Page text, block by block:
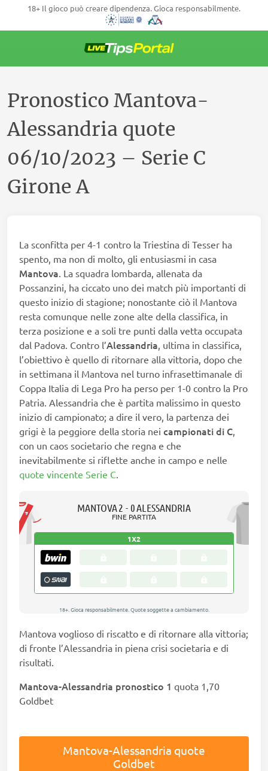
18+ Il gioco può creare dipendenza. Gioca responsabilmente.
contenuto
Pronostico Mantova-
Alessandria quote
06/10/2023 – Serie C
Girone A
La sconfitta per 4-1 contro la Triestina di Tesser ha
spento, ma non di molto, gli entusiasmi in casa
Mantova. La squadra lombarda, allenata da
Possanzini, ha ciccato uno dei match più importanti di
questo inizio di stagione; nonostante ciò il Mantova
resta comunque nelle zone alte della classifica, in
terza posizione e a soli tre punti dalla vetta occupata
dal Padova. Contro l’Alessandria, ultima in classifica,
l’obiettivo è quello di ritornare alla vittoria, dopo che
in settimana il Mantova nel turno infrasettimanale di
Coppa Italia di Lega Pro ha perso per 1-0 contro la Pro
Patria. Alessandria che è partita malissimo in questo
inizio di campionato; a dire il vero, la partenza dei
grigi è la peggiore della storia nei campionati di C,
con un caos societario che regna e che
inevitabilmente si riflette anche in campo e nelle
quote vincente Serie C.
Mantova voglioso di riscatto e di ritornare alla vittoria;
di fronte l’Alessandria in piena crisi societaria e di
risultati.
Mantova-Alessandria pronostico 1 quota 1,70
Goldbet
Mantova-Alessandria quote
Goldbet